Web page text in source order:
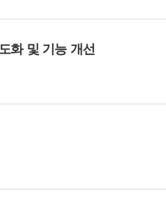
화 및 기능 개선